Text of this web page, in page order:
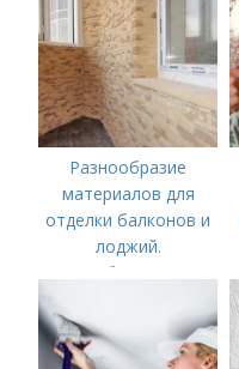
Разнообразие
материалов для
отделки балконов и
лоджий.
Особенности